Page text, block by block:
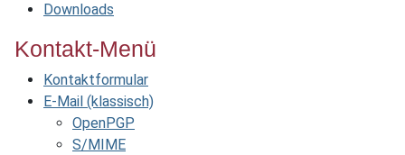
Downloads
Kontakt-Menü
Kontaktformular
E-Mail (klassisch)
OpenPGP
S/MIME